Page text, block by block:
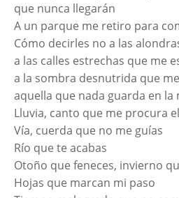
que nunca llegarán
A un parque me retiro para
Cómo decirles no a las
a las calles estrechas que me
a la sombra desnutrida que
aquella que nada guarda en la
Lluvia, canto que me procura
Vía, cuerda que no me guías
Río que te acabas
Otoño que feneces, invierno
Hojas que marcan mi paso